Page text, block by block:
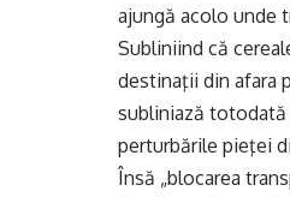
ajungă acolo unde
Subliniind că
destinaţii din afara
subliniază
perturbările pieţei
Însă „blocarea